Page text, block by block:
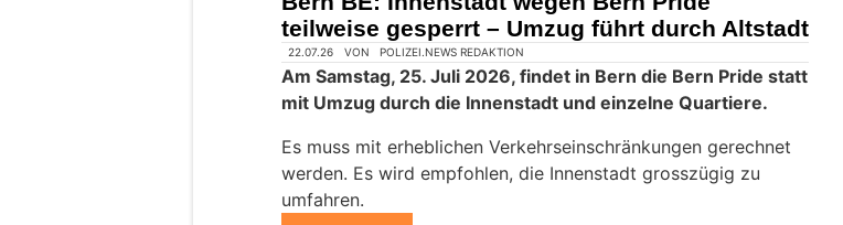
POLIZEI.NEWS REDAKTION
Nach einer Bauzeit von knapp drei Jahren (August 2023 bis